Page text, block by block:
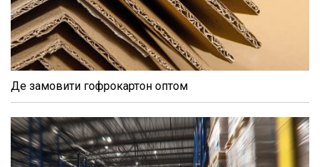
Де замовити гофрокартон оптом